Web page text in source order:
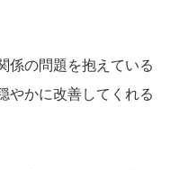
係の問題を抱えている
やかに改善してくれる